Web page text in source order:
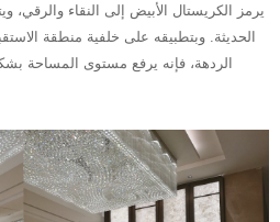
يرمز الكريستال الأبيض إلى النقاء والرقي،
الحديثة. وبتطبيقه على خلفية منطقة
الردهة، فإنه يرفع مستوى المساحة